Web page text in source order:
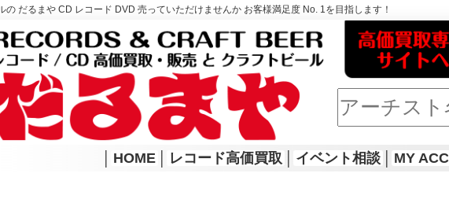
だるまや CD レコード DVD 売っていただけませんか お客様満足度 No. 1を目指します！
HOME レコード高価買取 イベント相談 MY